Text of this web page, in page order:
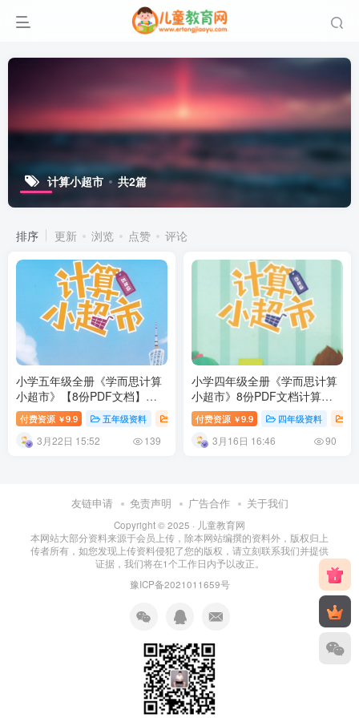
计算小超市 共2篇
排序 更新 浏览 点赞 评论
小学五年级全册《学而思计算
小超市》【8份PDF文档】电
子版资料 百度网盘下载
付费资源 ￥9.9 五年级资料 小学五年级 小学教育
3月22日 15:52 139
小学四年级全册《学而思计算
小超市》8份PDF文档计算口
算题练习资料 百度网盘下载
付费资源 ￥9.9 四年级资料
3月16日 16:46 90
友链申请 免责声明 广告合作 关于我们
Copyright © 2025 · 儿童教育网
本网站大部分资料来源于会员上传，除本网站编撰的资料外，版权归上
传者所有，如您发现上传资料侵犯了您的版权，请立刻联系我们并提供
证据，我们将在1个工作日内予以改正。
豫ICP备2021011659号